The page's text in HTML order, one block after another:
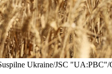
Ukraine/JSC